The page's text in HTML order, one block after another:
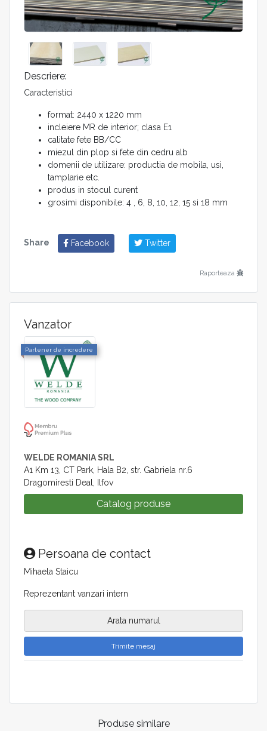
Descriere:
Caracteristici
format: 2440 x 1220 mm
incleiere MR de interior; clasa E1
calitate fete BB/CC
miezul din plop si fete din cedru alb
domenii de utilizare: productia de mobila, usi,
tamplarie etc.
produs in stocul curent
grosimi disponibile: 4 , 6, 8, 10, 12, 15 si 18 mm
Share Facebook Twitter
Raporteaza
Vanzator
Partener de incredere
WELDE ROMANIA SRL
A1 Km 13, CT Park, Hala B2, str. Gabriela nr.6
Dragomiresti Deal, Ilfov
Catalog produse
Persoana de contact
Mihaela Staicu
Reprezentant vanzari intern
Arata numarul
Trimite mesaj
Produse similare